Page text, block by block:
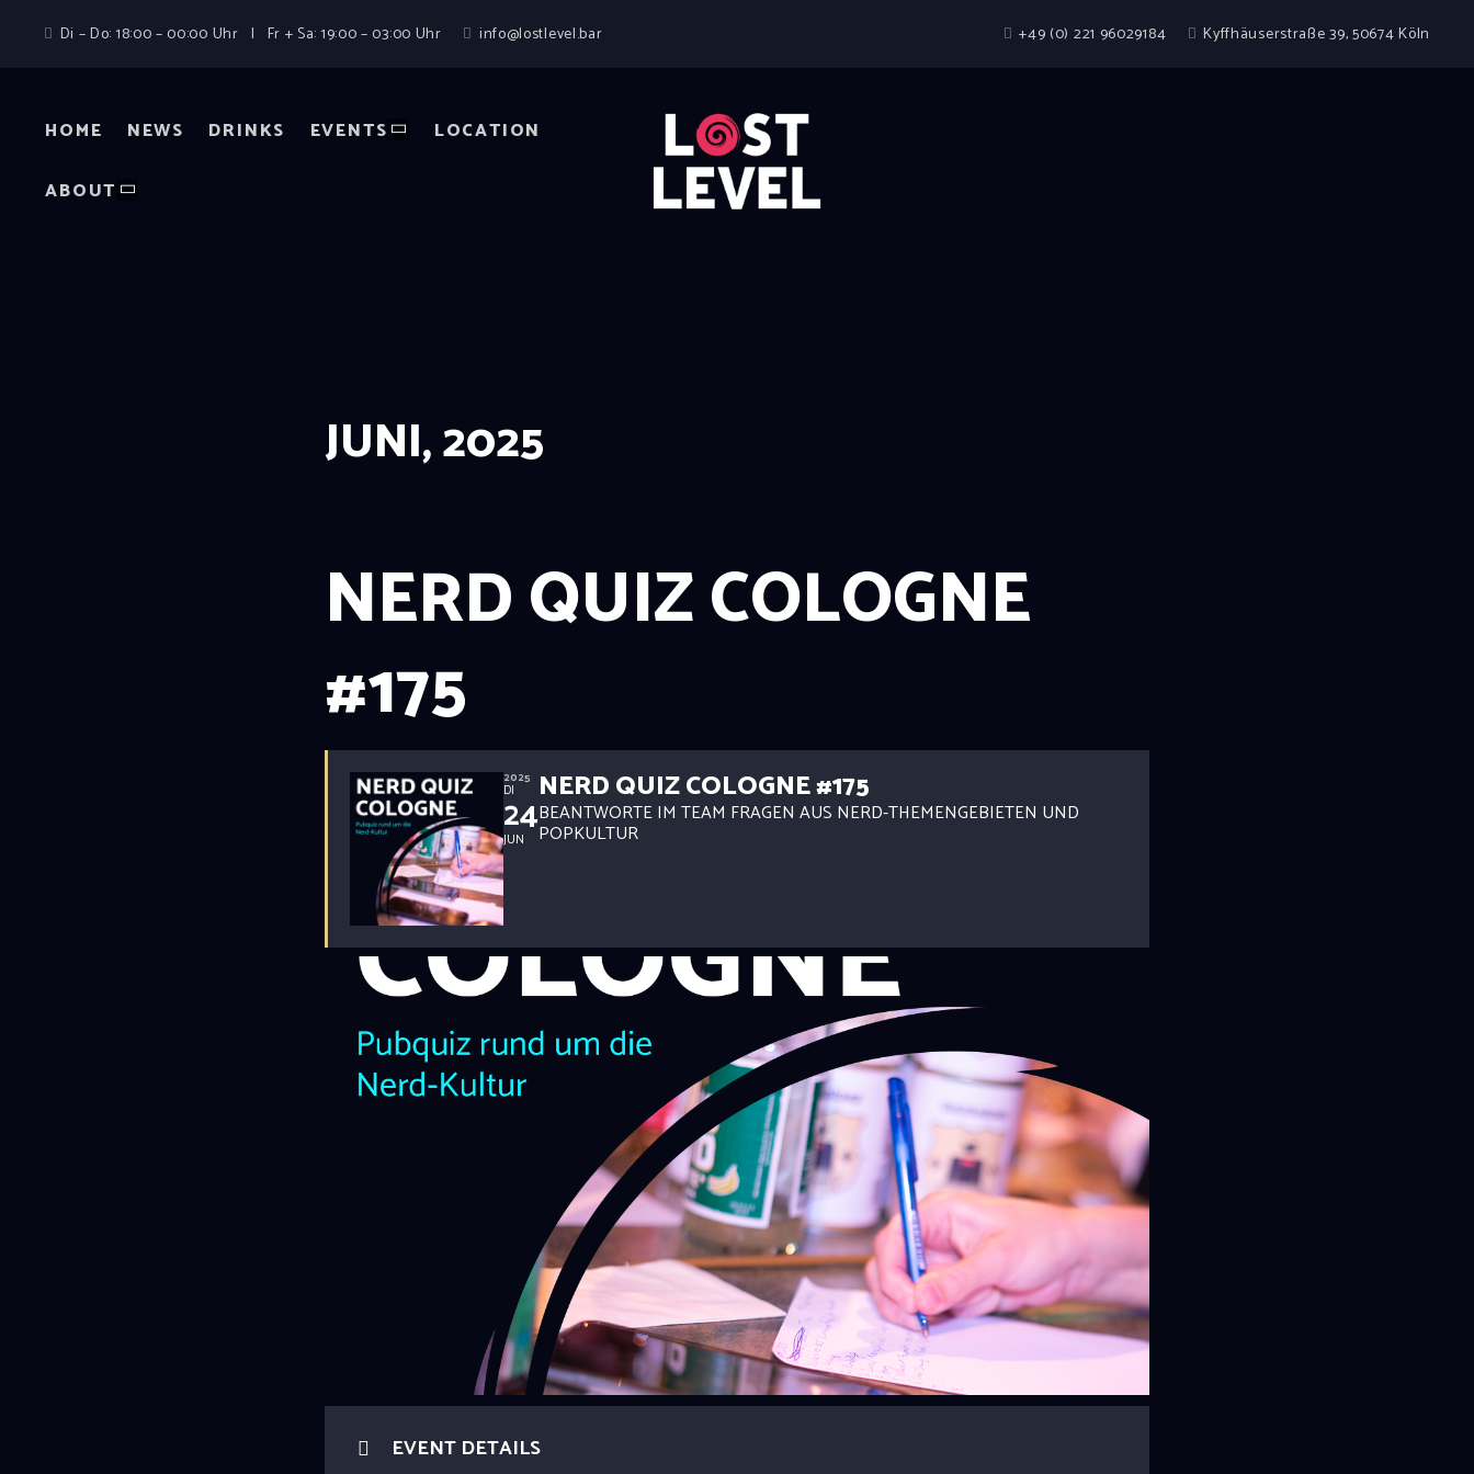
Di – Do: 18:00 – 00:00 Uhr | Fr + Sa: 19:00 – 03:00 Uhr info@lostlevel.bar +49 (0) 221 96029184 Kyffhäuserstraße 39, 50674 Köln
HOME NEWS DRINKS EVENTS LOCATION
ABOUT
NEWS
LOCATION
JUNI, 2025
NERD QUIZ COLOGNE
#175
2025
DI
24
JUN
NERD QUIZ COLOGNE #175
BEANTWORTE IM TEAM FRAGEN AUS NERD-THEMENGEBIETEN UND
POPKULTUR
EVENT DETAILS